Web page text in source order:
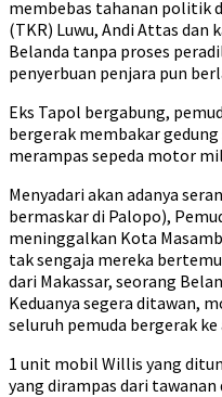
membebas tahanan politik
(TKR) Luwu, Andi Attas dan
Belanda tanpa proses
penyerbuan penjara pun
Eks Tapol bergabung,
bergerak membakar
merampas sepeda motor
Menyadari akan adanya
bermaskar di Palopo),
meninggalkan Kota
tak sengaja mereka
dari Makassar, seorang
Keduanya segera ditawan,
seluruh pemuda bergerak
1 unit mobil Willis yang
yang dirampas dari